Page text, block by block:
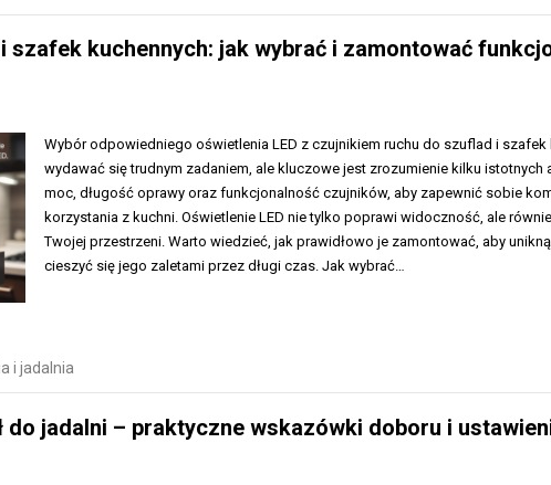
szafek kuchennych: jak wybrać i zamontować
Wybór odpowiedniego oświetlenia LED z czujnikiem ruchu do szuflad i szafek
wydawać się trudnym zadaniem, ale kluczowe jest zrozumienie kilku istotnych
moc, długość oprawy oraz funkcjonalność czujników, aby zapewnić sobie
korzystania z kuchni. Oświetlenie LED nie tylko poprawi widoczność, ale
Twojej przestrzeni. Warto wiedzieć, jak prawidłowo je zamontować, aby
cieszyć się jego zaletami przez długi czas. Jak wybrać…
i jadalnia
do jadalni – praktyczne wskazówki doboru i